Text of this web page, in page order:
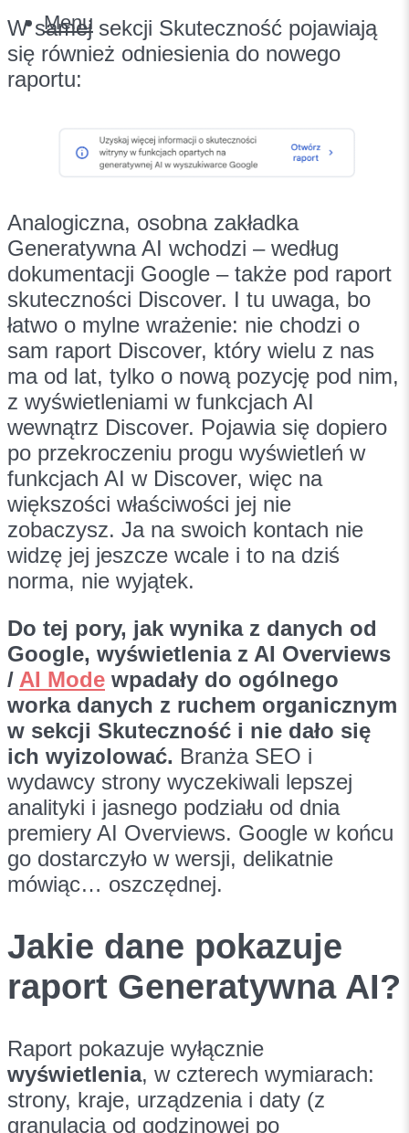
Menu
W samej sekcji Skuteczność pojawiają
się również odniesienia do nowego
raportu:
Analogiczna, osobna zakładka
Generatywna AI wchodzi – według
dokumentacji Google – także pod raport
skuteczności Discover. I tu uwaga, bo
łatwo o mylne wrażenie: nie chodzi o
sam raport Discover, który wielu z nas
ma od lat, tylko o nową pozycję pod nim,
z wyświetleniami w funkcjach AI
wewnątrz Discover. Pojawia się dopiero
po przekroczeniu progu wyświetleń w
funkcjach AI w Discover, więc na
większości właściwości jej nie
zobaczysz. Ja na swoich kontach nie
widzę jej jeszcze wcale i to na dziś
norma, nie wyjątek.
Do tej pory, jak wynika z danych od
Google, wyświetlenia z AI Overviews
/ AI Mode wpadały do ogólnego
worka danych z ruchem organicznym
w sekcji Skuteczność i nie dało się
ich wyizolować. Branża SEO i
wydawcy strony wyczekiwali lepszej
analityki i jasnego podziału od dnia
premiery AI Overviews. Google w końcu
go dostarczyło w wersji, delikatnie
mówiąc… oszczędnej.
Jakie dane pokazuje
raport Generatywna AI?
Raport pokazuje wyłącznie
wyświetlenia, w czterech wymiarach:
strony, kraje, urządzenia i daty (z
granulacją od godzinowej po